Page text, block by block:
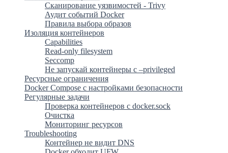
Сканирование уязвимостей - Trivy
Аудит событий Docker
Правила выбора образов
Изоляция контейнеров
Capabilities
Read-only filesystem
Seccomp
Не запускай контейнеры с –privileged
Ресурсные ограничения
Docker Compose с настройками безопасности
Регулярные задачи
Проверка контейнеров с docker.sock
Очистка
Мониторинг ресурсов
Troubleshooting
Контейнер не видит DNS